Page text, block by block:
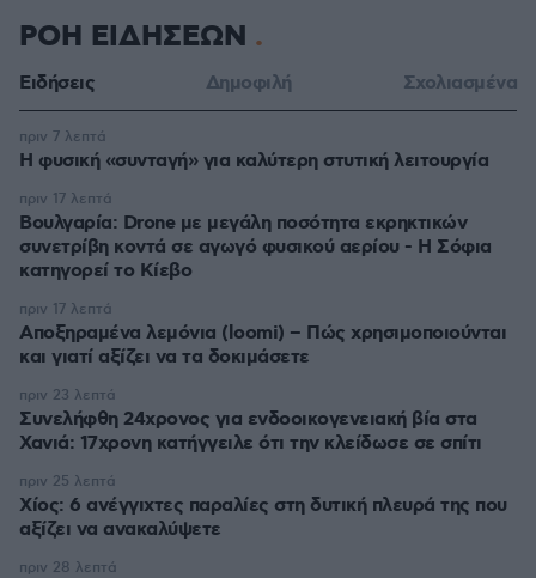
ΡΟΗ ΕΙΔΗΣΕΩΝ
Ειδήσεις Δημοφιλή Σχολιασμένα
Η φυσική «συνταγή» για καλύτερη στυτική λειτουργία
πριν 7 λεπτά
Βουλγαρία: Drone με μεγάλη ποσότητα εκρηκτικών
συνετρίβη κοντά σε αγωγό φυσικού αερίου - Η Σόφια
κατηγορεί το Κίεβο
πριν 17 λεπτά
Αποξηραμένα λεμόνια (loomi) – Πώς χρησιμοποιούνται
και γιατί αξίζει να τα δοκιμάσετε
πριν 17 λεπτά
Συνελήφθη 24χρονος για ενδοοικογενειακή βία στα
Χανιά: 17χρονη κατήγγειλε ότι την κλείδωσε σε σπίτι
πριν 23 λεπτά
Χίος: 6 ανέγγιχτες παραλίες στη δυτική πλευρά της που
αξίζει να ανακαλύψετε
πριν 25 λεπτά
πριν 28 λεπτά